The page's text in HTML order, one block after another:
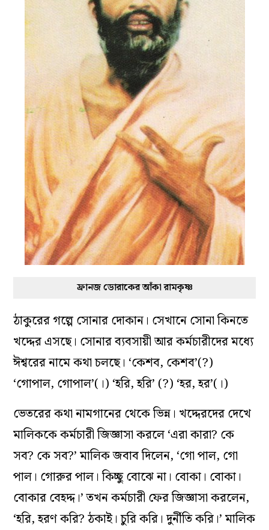
ফ্রানজ ডোরাকের আঁকা রামকৃষ্ণ
ঠাকুরের গল্পে সোনার দোকান। সেখানে সোনা কিনতে
খদ্দের এসছে। সোনার ব্যবসায়ী আর কর্মচারীদের মধ্যে
ঈশ্বরের নামে কথা চলছে। ‘কেশব, কেশব’(?)
‘গোপাল, গোপাল’(।) ‘হরি, হরি’ (?) ‘হর, হর’(।)
ভেতরের কথা নামগানের থেকে ভিন্ন। খদ্দেরদের দেখে
মালিককে কর্মচারী জিজ্ঞাসা করলে ‘এরা কারা? কে
সব? কে সব?’ মালিক জবাব দিলেন, ‘গো পাল, গো
পাল। গোরুর পাল। কিচ্ছু বোঝে না। বোকা। বোকা।
বোকার বেহদ্দ।’ তখন কর্মচারী ফের জিজ্ঞাসা করলেন,
‘হরি, হরণ করি? ঠকাই। চুরি করি। দুর্নীতি করি।’ মালিক